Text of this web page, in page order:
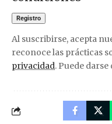
Al suscribirse, acepta
reconoce las prácticas
privacidad. Puede